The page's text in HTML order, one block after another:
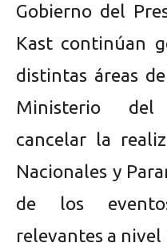
Gobierno del
Kast continúan
distintas áreas
Ministerio del
cancelar la
Nacionales y
de los
relevantes a nivel